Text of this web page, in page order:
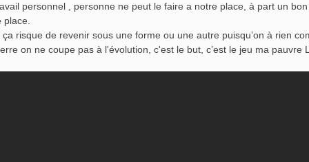
personnel , personne ne peut le faire a notre place, à part un
place.
ça risque de revenir sous une forme ou une autre puisqu’on à rien
on ne coupe pas à l'évolution, c'est le but, c’est le jeu ma pauvre